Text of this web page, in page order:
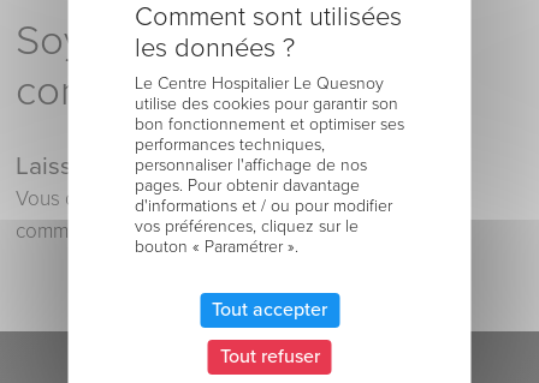
Soyez le premier à
commenter !
Laisser un commentaire
Vous devez vous connecterpour publier un
commentaire.
Comment sont utilisées
les données ?
Le Centre Hospitalier Le Quesnoy
utilise des cookies pour garantir son
bon fonctionnement et optimiser ses
performances techniques,
personnaliser l'affichage de nos
pages. Pour obtenir davantage
d'informations et / ou pour modifier
vos préférences, cliquez sur le
bouton « Paramétrer ».
Tout accepter
Tout refuser